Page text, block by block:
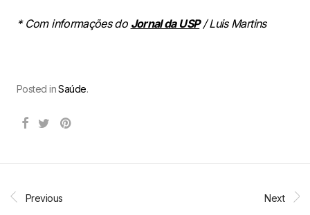
* Com informações do Jornal da USP/ Luis Martins
Posted inSaúde.
Previous Next